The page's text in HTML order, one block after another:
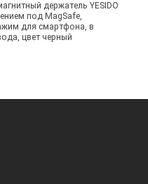
держатель YESIDO
под MagSafe,
для смартфона, в
цвет черный